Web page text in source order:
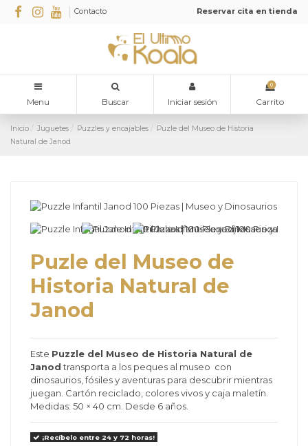
Contacto Reservar cita en tienda
Menu Buscar Iniciar sesión
0
Carrito
Inicio Juguetes Puzzles y encajables
Puzle del Museo de Historia
Natural de Janod
Puzle del Museo de
Historia Natural de
Janod
Este Puzzle del Museo de Historia Natural de
Janodtransporta a los peques al museo con
dinosaurios, fósiles y aventuras para descubrir mientras
juegan. Cartón reciclado, colores vivos y caja maletín.
Medidas: 50 × 40 cm. Desde 6 años.
¡Recíbelo entre 24 y 72 horas!